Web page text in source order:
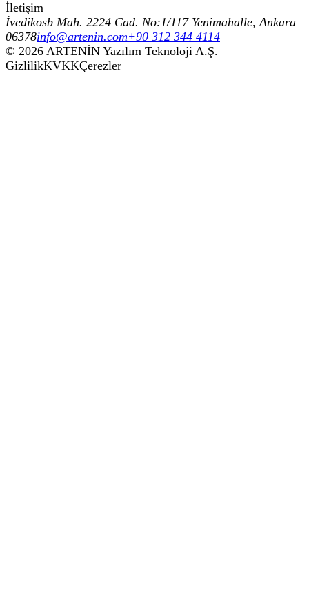
İletişim
İvedikosb Mah. 2224 Cad. No:1/117 Yenimahalle, Ankara
06378info@artenin.com+90 312 344 4114
© 2026 ARTENİN Yazılım Teknoloji A.Ş.
GizlilikKVKKÇerezler